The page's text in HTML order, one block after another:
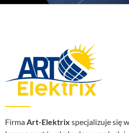
FirmaArt-Elektrix specjalizuje się